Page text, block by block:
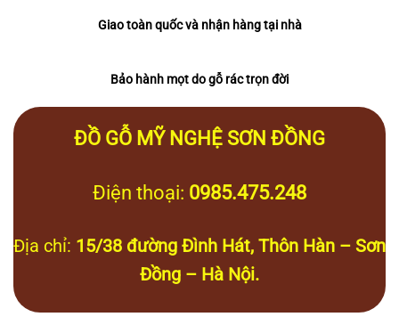
Giao toàn quốc và nhận hàng tại nhà
Bảo hành mọt do gỗ rác trọn đời
ĐỒ GỖ MỸ NGHỆ SƠN ĐỒNG
Điện thoại: 0985.475.248
Địa chỉ: 15/38 đường Đình Hát, Thôn Hàn – Sơn
Đồng – Hà Nội.